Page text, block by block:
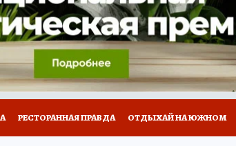
РЕСТОРАННАЯ ПРАВДА ОТДЫХАЙ НА ЮЖНОМ